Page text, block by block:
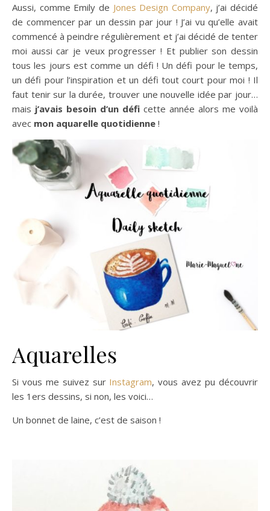
Aussi, comme Emily de Jones Design Company, j’ai décidé
de commencer par un dessin par jour ! J’ai vu qu’elle avait
commencé à peindre régulièrement et j’ai décidé de tenter
moi aussi car je veux progresser ! Et publier son dessin
tous les jours est comme un défi ! Un défi pour le temps,
un défi pour l’inspiration et un défi tout court pour moi ! Il
faut tenir sur la durée, trouver une nouvelle idée par jour…
mais j’avais besoin d’un défi cette année alors me voilà
avec mon aquarelle quotidienne !
Aquarelles
Si vous me suivez sur Instagram, vous avez pu découvrir
les 1ers dessins, si non, les voici…
Un bonnet de laine, c’est de saison !